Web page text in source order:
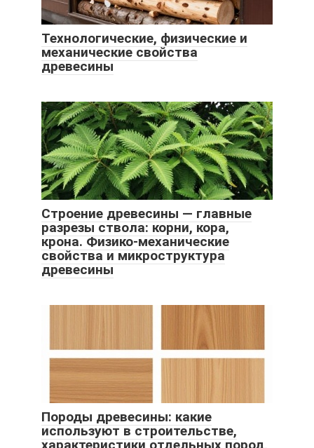
Технологические, физические и
механические свойства
древесины
Строение древесины — главные
разрезы ствола: корни, кора,
крона. Физико-механические
свойства и микроструктура
древесины
Породы древесины: какие
используют в строительстве,